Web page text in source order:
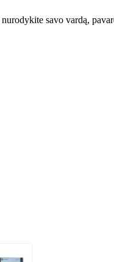
savo vardą,